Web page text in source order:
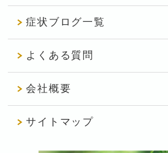
症状ブログ一覧
よくある質問
会社概要
サイトマップ